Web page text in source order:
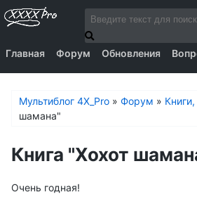
Главная Форум Обновления
Мультиблог 4X_Pro » Форум »
шамана"
Книга "Хохот
Очень годная!